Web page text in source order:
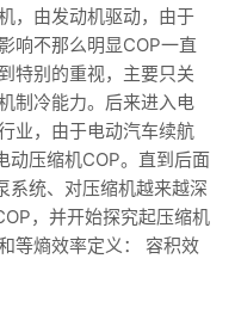
，由发动机驱动，由于
响不那么明显COP一直
特别的重视，主要只关
制冷能力。后来进入电
业，由于电动汽车续航
动压缩机COP。直到后面
系统、对压缩机越来越深
，并开始探究起压缩机
等熵效率定义： 容积效